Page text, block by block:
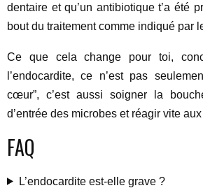
dentaire et qu’un antibiotique t’a été
bout du traitement comme indiqué par
Ce que cela change pour toi,
l’endocardite, ce n’est pas
cœur”, c’est aussi soigner la
d’entrée des microbes et réagir vite
FAQ
L’endocardite est-elle grave ?